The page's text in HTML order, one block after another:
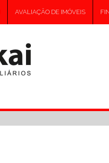
AVALIAÇÃO DE IMÓVEIS